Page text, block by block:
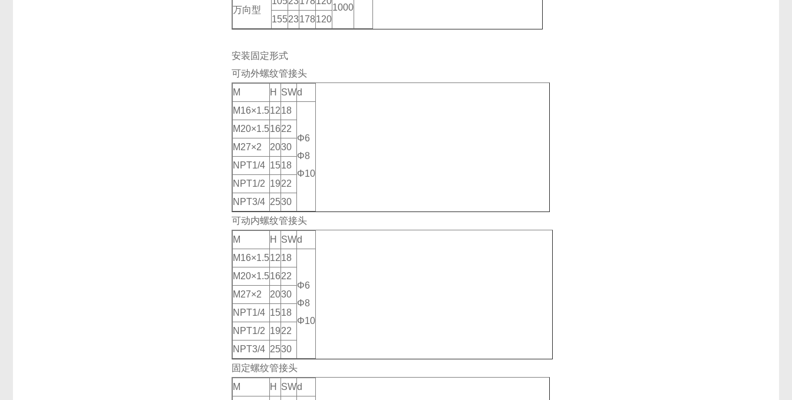
1000
万向型
15523178120
安装固定形式
可动外螺纹管接头
M
H SWd
M16×1.51218
Φ6
Φ8
Φ10
M20×1.51622
M27×2
2030
NPT1/4 1518
NPT1/2 1922
NPT3/4 2530
可动内螺纹管接头
M
H SWd
M16×1.51218
Φ6
Φ8
Φ10
M20×1.51622
M27×2
2030
NPT1/4 1518
NPT1/2 1922
NPT3/4 2530
固定螺纹管接头
M
H SWd